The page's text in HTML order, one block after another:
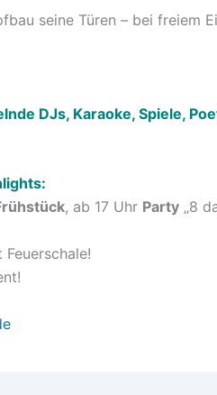
seine Türen – bei freiem
DJs, Karaoke, Spiele,
, ab 17 Uhr Party „8
Feuerschale!